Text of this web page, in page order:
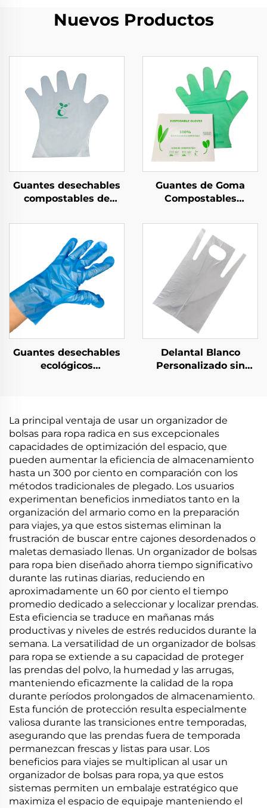
Nuevos Productos
Guantes desechables
compostables de
biodegradable y
compostable PLA
PBAT almidón de maíz
Guantes de Goma
Compostables
Compostables de
Material PLA PBAT
Almidón de Maíz
Guantes desechables
ecológicos
almidón de maíz
Delantal Blanco
Personalizado sin
La principal ventaja de usar un organizador de
bolsas para ropa radica en sus excepcionales
capacidades de optimización del espacio, que
pueden aumentar la eficiencia de almacenamiento
hasta un 300 por ciento en comparación con los
métodos tradicionales de plegado. Los usuarios
experimentan beneficios inmediatos tanto en la
organización del armario como en la preparación
para viajes, ya que estos sistemas eliminan la
frustración de buscar entre cajones desordenados o
maletas demasiado llenas. Un organizador de bolsas
para ropa bien diseñado ahorra tiempo significativo
durante las rutinas diarias, reduciendo en
aproximadamente un 60 por ciento el tiempo
promedio dedicado a seleccionar y localizar prendas.
Esta eficiencia se traduce en mañanas más
productivas y niveles de estrés reducidos durante la
semana. La versatilidad de un organizador de bolsas
para ropa se extiende a su capacidad de proteger
las prendas del polvo, la humedad y las arrugas,
manteniendo eficazmente la calidad de la ropa
durante períodos prolongados de almacenamiento.
Esta función de protección resulta especialmente
valiosa durante las transiciones entre temporadas,
asegurando que las prendas fuera de temporada
permanezcan frescas y listas para usar. Los
beneficios para viajes se multiplican al usar un
organizador de bolsas para ropa, ya que estos
sistemas permiten un embalaje estratégico que
maximiza el espacio de equipaje manteniendo el